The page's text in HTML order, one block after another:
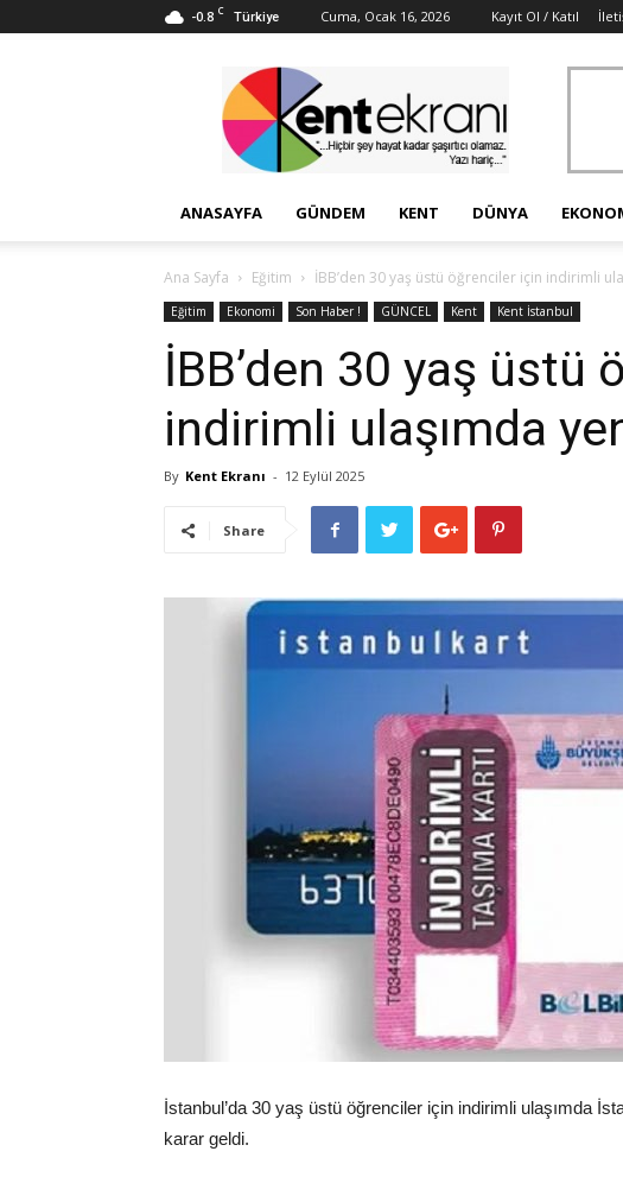
-0.8 C Türkiye Cuma, Ocak 16, 2026 Kayıt Ol / Katıl
Ekranı
ANASAYFA GÜNDEM KENT DÜNYA
Ana Sayfa Eğitim İBB’den 30 yaş üstü öğrenciler için indirimli
Eğitim Ekonomi Son Haber ! GÜNCEL Kent Kent İstanbul
İBB’den 30 yaş üstü
indirimli ulaşımda
By Kent Ekranı - 12 Eylül 2025
Share
İstanbul’da 30 yaş üstü öğrenciler için indirimli ulaşımda
karar geldi.